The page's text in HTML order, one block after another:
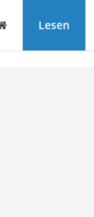
Haus Lesen